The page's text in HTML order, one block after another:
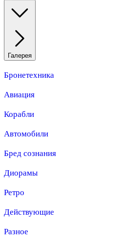
Галерея
Бронетехника
Авиация
Корабли
Автомобили
Бред сознания
Диорамы
Ретро
Действующие
Разное